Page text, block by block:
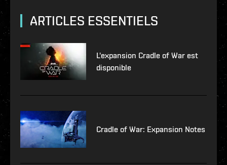
ARTICLES ESSENTIELS
L'expansion Cradle of War est
disponible
Cradle of War: Expansion Notes